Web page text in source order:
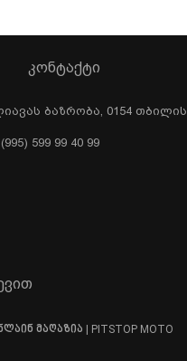
ᲙᲝᲜᲢᲐᲥᲢᲘ
Ბაზრობა, 0154
599 99 40 99
მაღაზია | PITSTOP MOTO